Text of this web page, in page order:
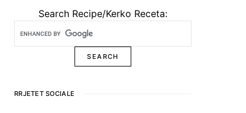
Search Recipe/Kerko Receta:
RRJETET SOCIALE